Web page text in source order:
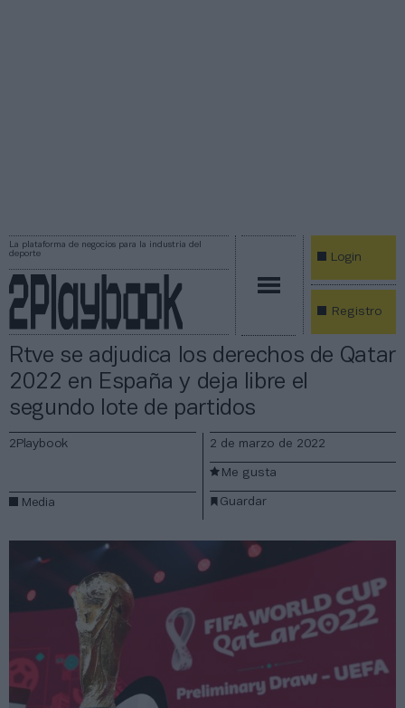
La plataforma de negocios para la industria del
deporte
Login
Registro
Rtve se adjudica los derechos de Qatar
2022 en España y deja libre el
segundo lote de partidos
2Playbook
Media
2 de marzo de 2022
Guardar
Me gusta